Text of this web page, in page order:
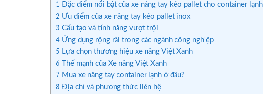
1 Đặc điểm nổi bật của xe nâng tay kéo pallet cho container lạnh
2 Ưu điểm của xe nâng tay kéo pallet inox
3 Cấu tạo và tính năng vượt trội
4 Ứng dụng rộng rãi trong các ngành công nghiệp
5 Lựa chọn thương hiệu xe nâng Việt Xanh
6 Thế mạnh của Xe nâng Việt Xanh
7 Mua xe nâng tay container lạnh ở đâu?
8 Địa chỉ và phương thức liên hệ